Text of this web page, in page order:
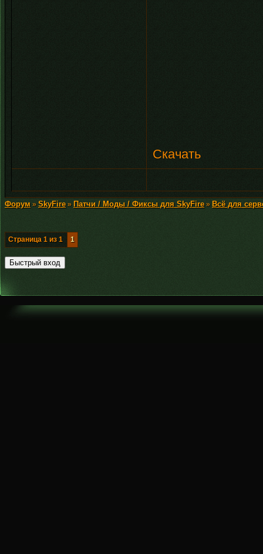
Скачать
Форум » SkyFire» Патчи / Моды / Фиксы для SkyFire» Всё для
Страница 1 из 1 1